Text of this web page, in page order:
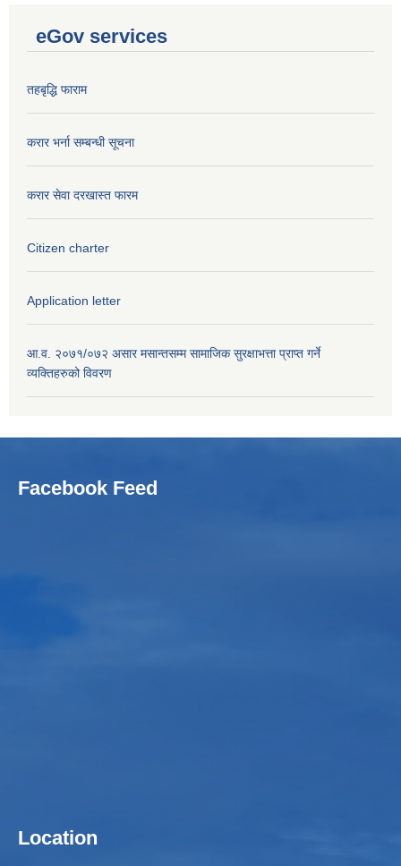
eGov services
तहबृद्धि फाराम
करार भर्ना सम्बन्धी सूचना
करार सेवा दरखास्त फारम
Citizen charter
Application letter
आ.व. २०७१/०७२ असार मसान्तसम्म सामाजिक सुरक्षाभत्ता प्राप्त गर्ने
व्यक्तिहरुको विवरण
Facebook Feed
Location